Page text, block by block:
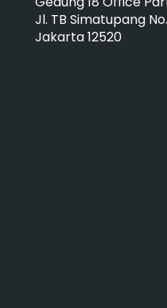
Jl. TB Simatupang
Jakarta 12520